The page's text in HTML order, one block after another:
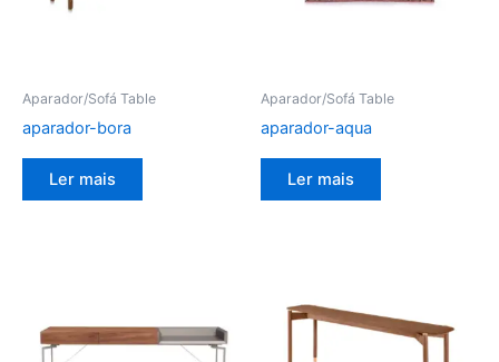
Aparador/Sofá Table
aparador-bora
Ler mais
Aparador/Sofá Table
aparador-aqua
Ler mais